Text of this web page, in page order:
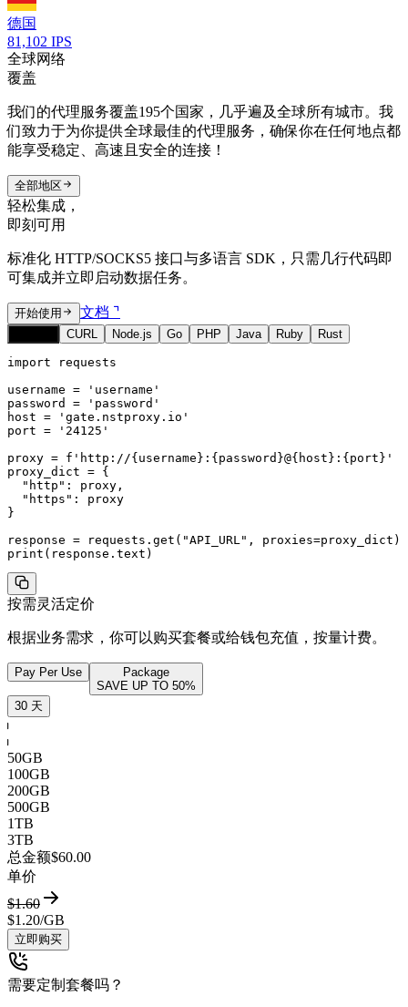
德国
81,102 IPS
全球网络
覆盖
我们的代理服务覆盖195个国家，几乎遍及全球所有城市。我
们致力于为你提供全球最佳的代理服务，确保你在任何地点都
能享受稳定、高速且安全的连接！
全部地区
轻松集成，
即刻可用
标准化 HTTP/SOCKS5 接口与多语言 SDK，只需几行代码即
可集成并立即启动数据任务。
开始使用 文档 ⌝
CURL Node.js Go PHP Java Ruby Rust
import requests
username = 'username'
password = 'password'
host = 'gate.nstproxy.io'
port = '24125'
proxy = f'http://{username}:{password}@{host}:{port}'
proxy_dict = {
  "http": proxy,
  "https": proxy
}
response = requests.get("API_URL", proxies=proxy_dict)
print(response.text)
按需灵活定价
根据业务需求，你可以购买套餐或给钱包充值，按量计费。
Pay Per Use
Package
SAVE UP TO 50%
30 天
50GB
100GB
200GB
500GB
1TB
3TB
总金额$60.00
单价
$1.60
$1.20/GB
立即购买
需要定制套餐吗？